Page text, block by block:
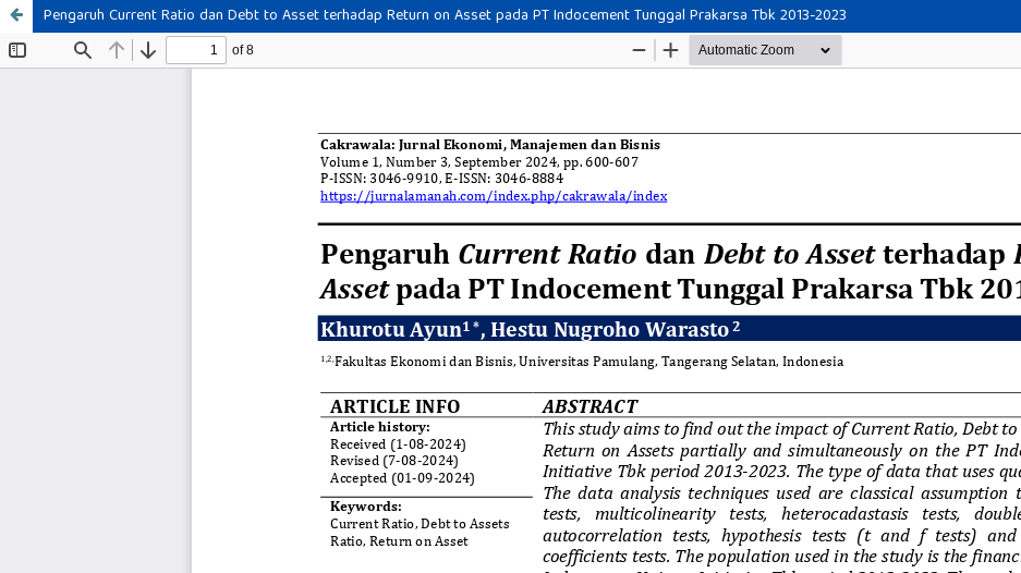
Pengaruh Current Ratio dan Debt to Asset terhadap Return on Asset pada PT Indocement Tunggal Prakarsa Tbk 2013-2023